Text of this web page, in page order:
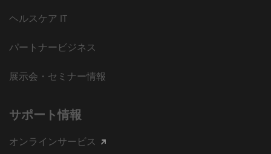
ヘルスケア IT
パートナービジネス
展示会・セミナー情報
サポート情報
オンラインサービス